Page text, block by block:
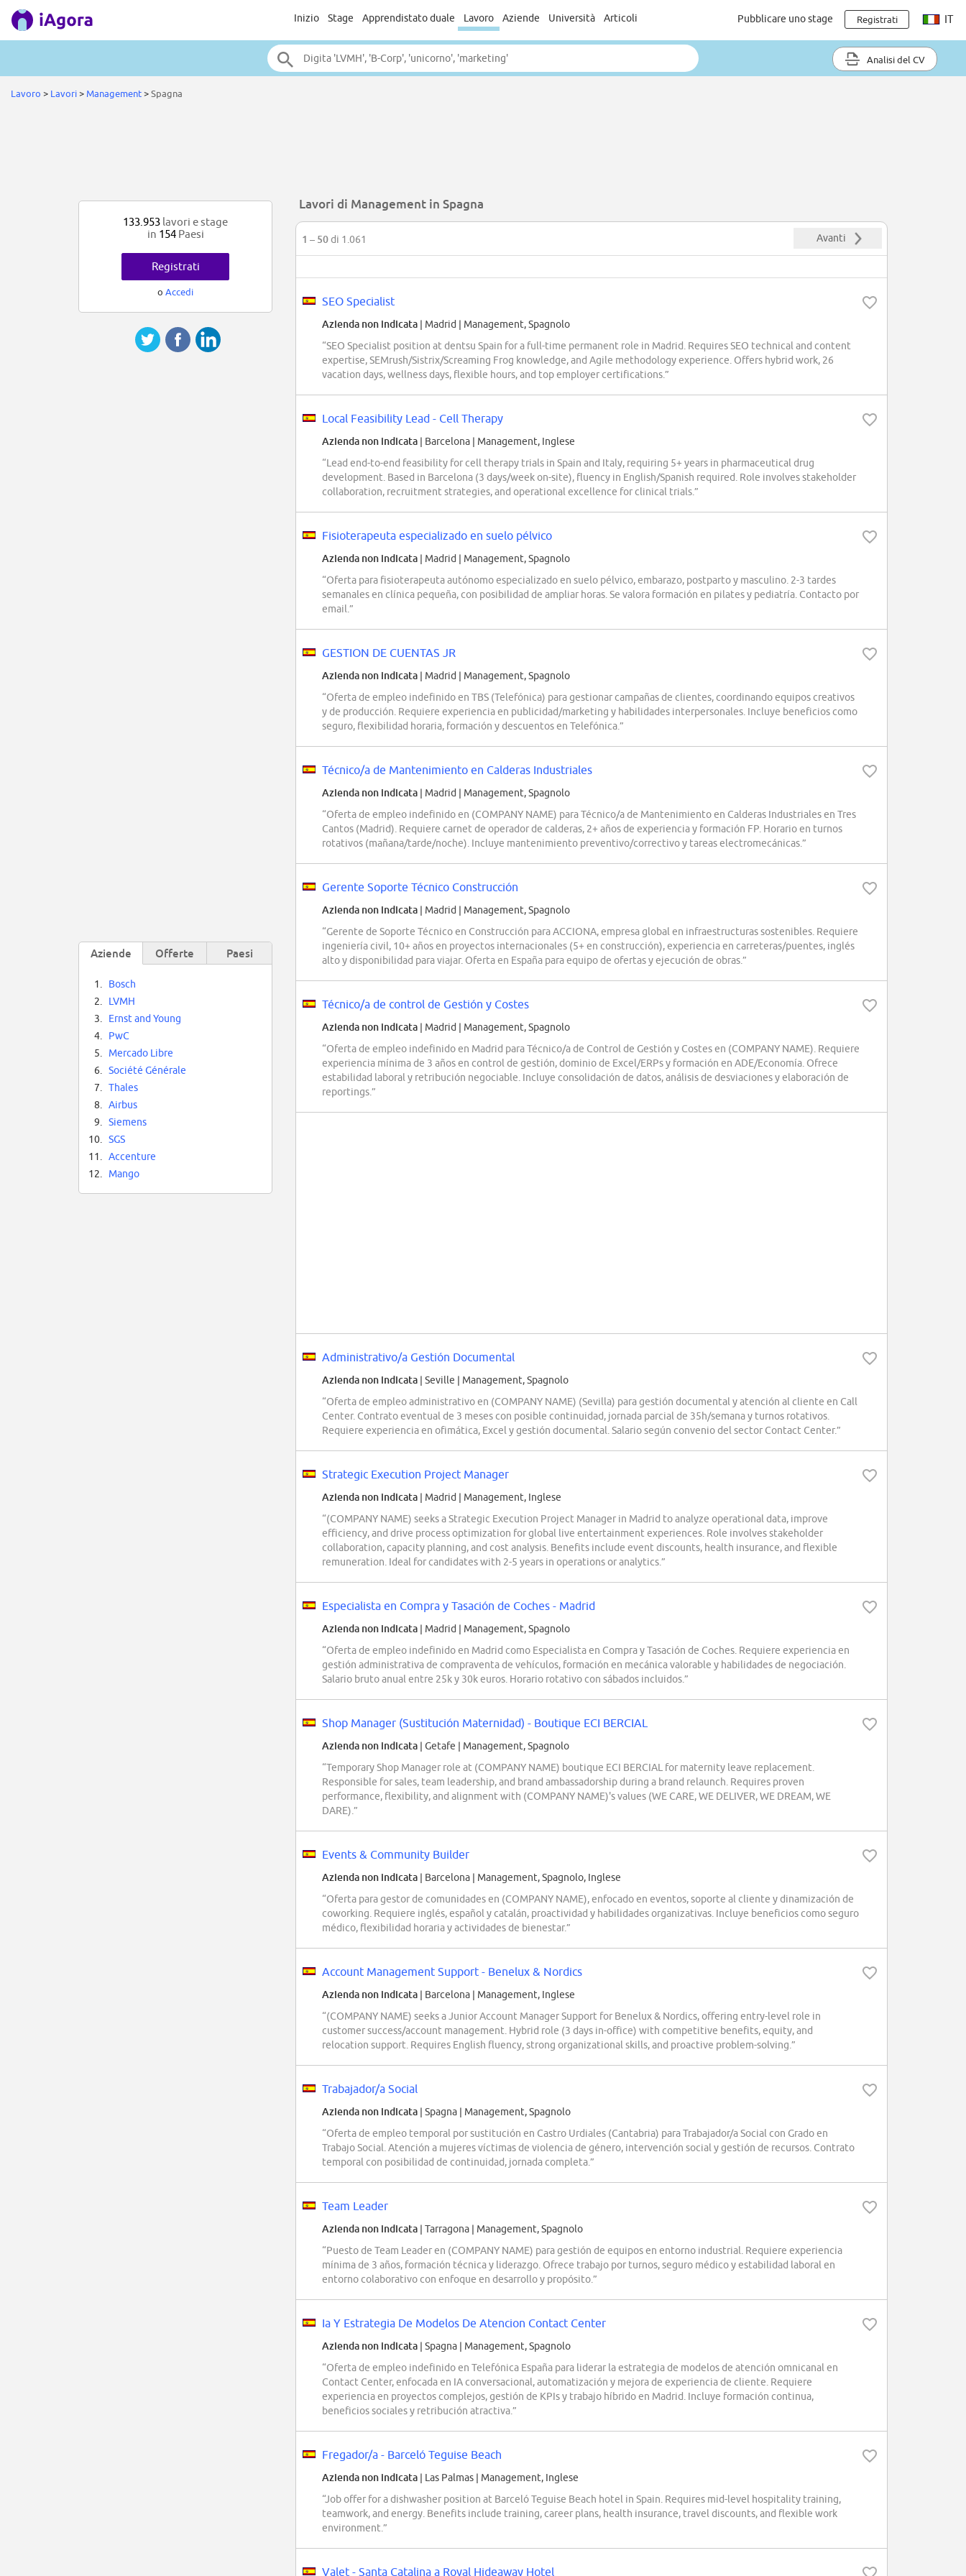
Inizio Stage Apprendistato duale Lavoro Aziende Università Articoli Pubblicare uno stage Registrati IT
Analisi del CV
Lavoro > Lavori> Management>Spagna
Lavori di Management in Spagna
1 – 50di 1.061 Avanti
SEO Specialist
Azienda non indicata | Madrid | Management, Spagnolo
“SEO Specialist position at dentsu Spain for a full-time permanent role in Madrid. Requires SEO technical and content
expertise, SEMrush/Sistrix/Screaming Frog knowledge, and Agile methodology experience. Offers hybrid work, 26
vacation days, wellness days, flexible hours, and top employer certifications.”
Local Feasibility Lead - Cell Therapy
Azienda non indicata | Barcelona | Management, Inglese
“Lead end-to-end feasibility for cell therapy trials in Spain and Italy, requiring 5+ years in pharmaceutical drug
development. Based in Barcelona (3 days/week on-site), fluency in English/Spanish required. Role involves stakeholder
collaboration, recruitment strategies, and operational excellence for clinical trials.”
Fisioterapeuta especializado en suelo pélvico
Azienda non indicata | Madrid | Management, Spagnolo
“Oferta para fisioterapeuta autónomo especializado en suelo pélvico, embarazo, postparto y masculino. 2-3 tardes
semanales en clínica pequeña, con posibilidad de ampliar horas. Se valora formación en pilates y pediatría. Contacto por
email.”
GESTION DE CUENTAS JR
Azienda non indicata | Madrid | Management, Spagnolo
“Oferta de empleo indefinido en TBS (Telefónica) para gestionar campañas de clientes, coordinando equipos creativos
y de producción. Requiere experiencia en publicidad/marketing y habilidades interpersonales. Incluye beneficios como
seguro, flexibilidad horaria, formación y descuentos en Telefónica.”
Técnico/a de Mantenimiento en Calderas Industriales
Azienda non indicata | Madrid | Management, Spagnolo
“Oferta de empleo indefinido en (COMPANY NAME) para Técnico/a de Mantenimiento en Calderas Industriales en Tres
Cantos (Madrid). Requiere carnet de operador de calderas, 2+ años de experiencia y formación FP. Horario en turnos
rotativos (mañana/tarde/noche). Incluye mantenimiento preventivo/correctivo y tareas electromecánicas.”
Gerente Soporte Técnico Construcción
Azienda non indicata | Madrid | Management, Spagnolo
“Gerente de Soporte Técnico en Construcción para ACCIONA, empresa global en infraestructuras sostenibles. Requiere
ingeniería civil, 10+ años en proyectos internacionales (5+ en construcción), experiencia en carreteras/puentes, inglés
alto y disponibilidad para viajar. Oferta en España para equipo de ofertas y ejecución de obras.”
Técnico/a de control de Gestión y Costes
Azienda non indicata | Madrid | Management, Spagnolo
“Oferta de empleo indefinido en Madrid para Técnico/a de Control de Gestión y Costes en (COMPANY NAME). Requiere
experiencia mínima de 3 años en control de gestión, dominio de Excel/ERPs y formación en ADE/Economía. Ofrece
estabilidad laboral y retribución negociable. Incluye consolidación de datos, análisis de desviaciones y elaboración de
reportings.”
Administrativo/a Gestión Documental
Azienda non indicata | Seville | Management, Spagnolo
“Oferta de empleo administrativo en (COMPANY NAME) (Sevilla) para gestión documental y atención al cliente en Call
Center. Contrato eventual de 3 meses con posible continuidad, jornada parcial de 35h/semana y turnos rotativos.
Requiere experiencia en ofimática, Excel y gestión documental. Salario según convenio del sector Contact Center.”
Strategic Execution Project Manager
Azienda non indicata | Madrid | Management, Inglese
“(COMPANY NAME) seeks a Strategic Execution Project Manager in Madrid to analyze operational data, improve
efficiency, and drive process optimization for global live entertainment experiences. Role involves stakeholder
collaboration, capacity planning, and cost analysis. Benefits include event discounts, health insurance, and flexible
remuneration. Ideal for candidates with 2-5 years in operations or analytics.”
Especialista en Compra y Tasación de Coches - Madrid
Azienda non indicata | Madrid | Management, Spagnolo
“Oferta de empleo indefinido en Madrid como Especialista en Compra y Tasación de Coches. Requiere experiencia en
gestión administrativa de compraventa de vehículos, formación en mecánica valorable y habilidades de negociación.
Salario bruto anual entre 25k y 30k euros. Horario rotativo con sábados incluidos.”
Shop Manager (Sustitución Maternidad) - Boutique ECI BERCIAL
Azienda non indicata | Getafe | Management, Spagnolo
“Temporary Shop Manager role at (COMPANY NAME) boutique ECI BERCIAL for maternity leave replacement.
Responsible for sales, team leadership, and brand ambassadorship during a brand relaunch. Requires proven
performance, flexibility, and alignment with (COMPANY NAME)'s values (WE CARE, WE DELIVER, WE DREAM, WE
DARE).”
Events & Community Builder
Azienda non indicata | Barcelona | Management, Spagnolo, Inglese
“Oferta para gestor de comunidades en (COMPANY NAME), enfocado en eventos, soporte al cliente y dinamización de
coworking. Requiere inglés, español y catalán, proactividad y habilidades organizativas. Incluye beneficios como seguro
médico, flexibilidad horaria y actividades de bienestar.”
Account Management Support - Benelux & Nordics
Azienda non indicata | Barcelona | Management, Inglese
“(COMPANY NAME) seeks a Junior Account Manager Support for Benelux & Nordics, offering entry-level role in
customer success/account management. Hybrid role (3 days in-office) with competitive benefits, equity, and
relocation support. Requires English fluency, strong organizational skills, and proactive problem-solving.”
Trabajador/a Social
Azienda non indicata | Spagna | Management, Spagnolo
“Oferta de empleo temporal por sustitución en Castro Urdiales (Cantabria) para Trabajador/a Social con Grado en
Trabajo Social. Atención a mujeres víctimas de violencia de género, intervención social y gestión de recursos. Contrato
temporal con posibilidad de continuidad, jornada completa.”
Team Leader
Azienda non indicata | Tarragona | Management, Spagnolo
“Puesto de Team Leader en (COMPANY NAME) para gestión de equipos en entorno industrial. Requiere experiencia
mínima de 3 años, formación técnica y liderazgo. Ofrece trabajo por turnos, seguro médico y estabilidad laboral en
entorno colaborativo con enfoque en desarrollo y propósito.”
Ia Y Estrategia De Modelos De Atencion Contact Center
Azienda non indicata | Spagna | Management, Spagnolo
“Oferta de empleo indefinido en Telefónica España para liderar la estrategia de modelos de atención omnicanal en
Contact Center, enfocada en IA conversacional, automatización y mejora de experiencia de cliente. Requiere
experiencia en proyectos complejos, gestión de KPIs y trabajo híbrido en Madrid. Incluye formación continua,
beneficios sociales y retribución atractiva.”
Fregador/a - Barceló Teguise Beach
Azienda non indicata | Las Palmas | Management, Inglese
“Job offer for a dishwasher position at Barceló Teguise Beach hotel in Spain. Requires mid-level hospitality training,
teamwork, and energy. Benefits include training, career plans, health insurance, travel discounts, and flexible work
environment.”
Valet - Santa Catalina a Royal Hideaway Hotel
133.953 lavori e stage
in 154Paesi
Registrati
o Accedi
Aziende Offerte Paesi
1.
Bosch
2.
LVMH
3.
Ernst and Young
4.
PwC
5.
Mercado Libre
6.
Société Générale
7.
Thales
8.
Airbus
9.
Siemens
10.
SGS
11.
Accenture
12.
Mango